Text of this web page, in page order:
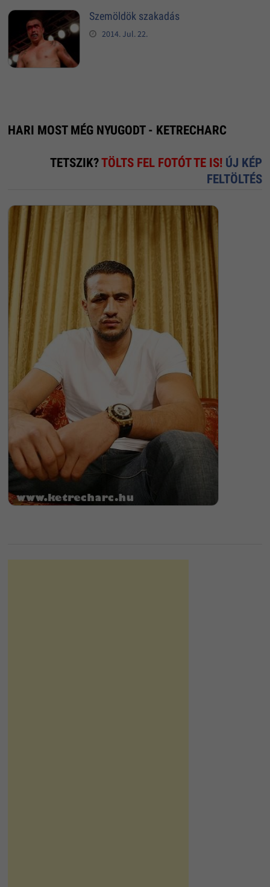
Szemöldök szakadás
2014. Jul. 22.
HARI MOST MÉG NYUGODT - KETRECHARC
TETSZIK?TÖLTS FEL FOTÓT TE IS! ÚJ KÉP
FELTÖLTÉS